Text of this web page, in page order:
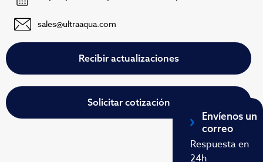
sales@ultraaqua.com
Recibir actualizaciones
Solicitar cotización
Envíenos un
correo
Respuesta en
24h